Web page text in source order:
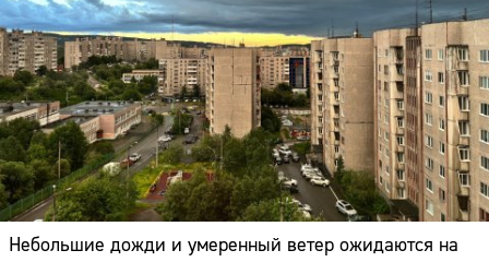
Небольшие дожди и умеренный ветер ожидаются на